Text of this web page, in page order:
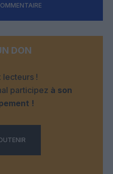
DON
lecteurs !
participez à son
!